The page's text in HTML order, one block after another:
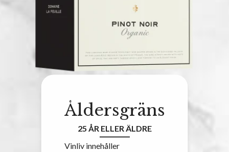
Åldersgräns
25 ÅR ELLER ÄLDRE
Vinliv innehåller